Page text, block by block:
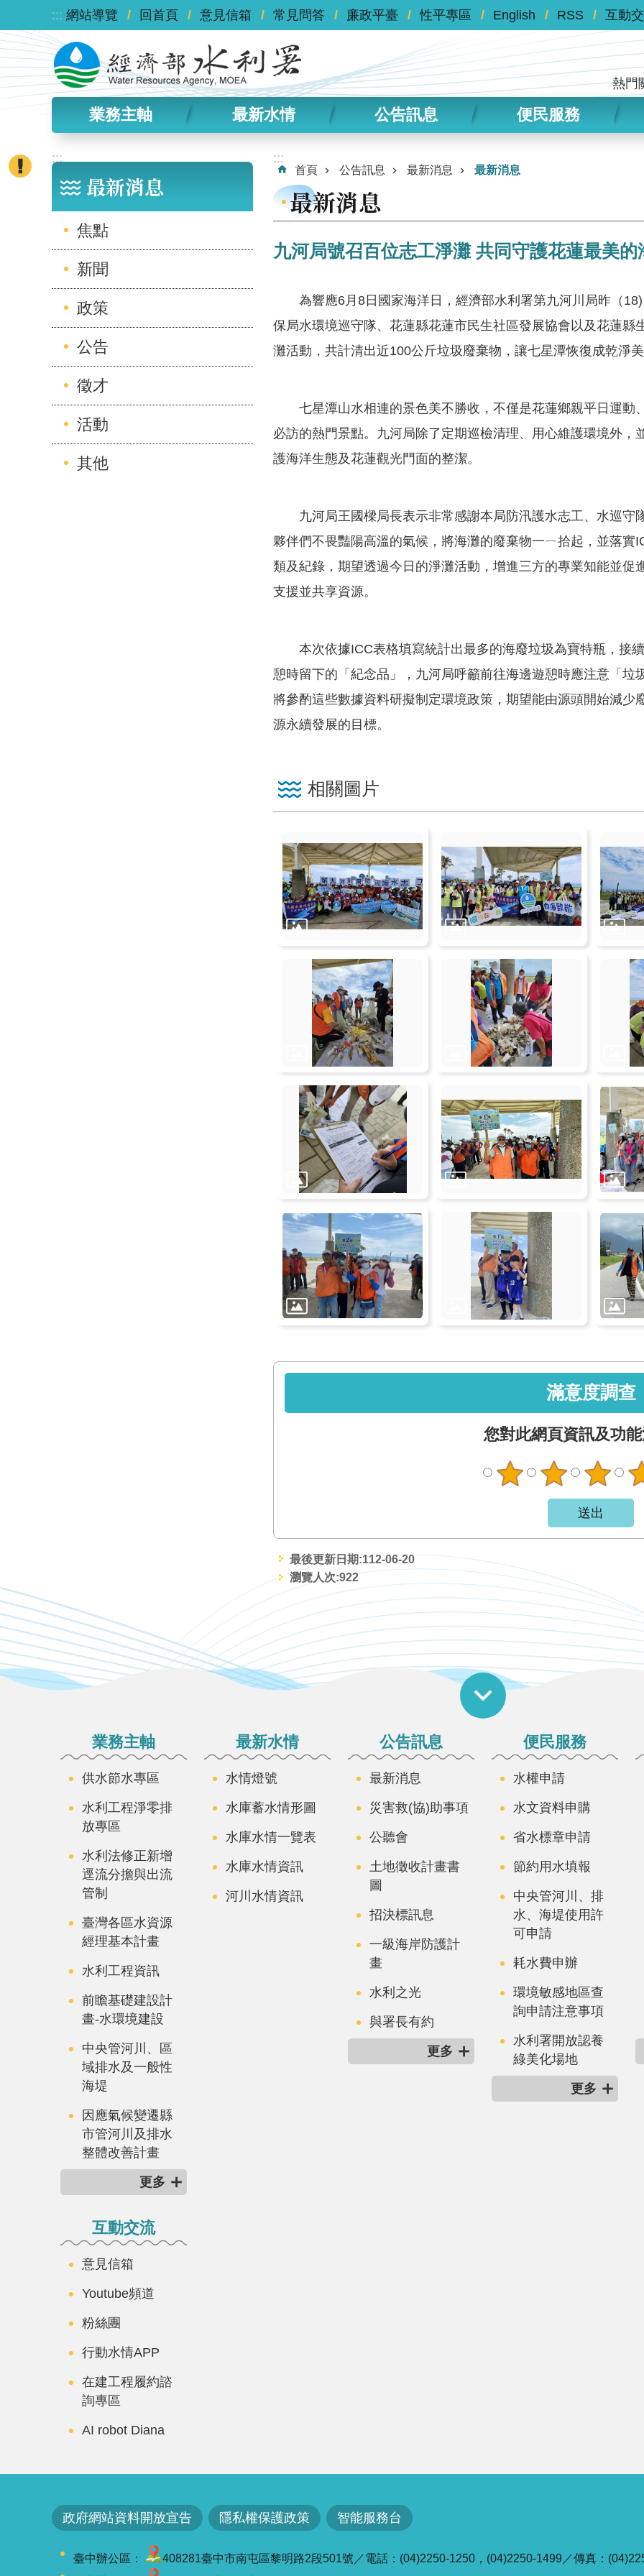
跳到主要內容區塊
::: 網站導覽 回首頁 意見信箱 常見問答 廉政平臺 性平專區 English RSS 互動
熱門
業務主軸 最新水情 公告訊息 便民服務
:::
最新消息
焦點
新聞
政策
公告
徵才
活動
其他
:::
首頁 公告訊息 最新消息 最新消息
最新消息
九河局號召百位志工淨灘 共同守護花蓮最美的
為響應6月8日國家海洋日，經濟部水利署第九河川局昨（18)
保局水環境巡守隊、花蓮縣花蓮市民生社區發展協會以及花蓮
灘活動，共計清出近100公斤垃圾廢棄物，讓七星潭恢復成乾淨
七星潭山水相連的景色美不勝收，不僅是花蓮鄉親平日運動
必訪的熱門景點。九河局除了定期巡檢清理、用心維護環境外
護海洋生態及花蓮觀光門面的整潔。
九河局王國樑局長表示非常感謝本局防汛護水志工、水巡守
夥伴們不畏豔陽高溫的氣候，將海灘的廢棄物一ㄧ拾起，並落
類及紀錄，期望透過今日的淨灘活動，增進三方的專業知能並
支援並共享資源。
本次依據ICC表格填寫統計出最多的海廢垃圾為寶特瓶，接
憩時留下的「紀念品」，九河局呼籲前往海邊遊憩時應注意「
將參酌這些數據資料研擬制定環境政策，期望能由源頭開始減
源永續發展的目標。
相關圖片
滿意度調查
您對此網頁資訊及功
最後更新日期:112-06-20
瀏覽人次:922
業務主軸
供水節水專區
水利工程淨零排
放專區
水利法修正新增
逕流分擔與出流
管制
臺灣各區水資源
經理基本計畫
水利工程資訊
前瞻基礎建設計
畫-水環境建設
中央管河川、區
域排水及一般性
海堤
因應氣候變遷縣
市管河川及排水
整體改善計畫
更多
最新水情
水情燈號
水庫蓄水情形圖
水庫水情一覽表
水庫水情資訊
河川水情資訊
公告訊息
最新消息
災害救(協)助事項
公聽會
土地徵收計畫書
圖
招決標訊息
一級海岸防護計
畫
水利之光
與署長有約
更多
便民服務
水權申請
水文資料申購
省水標章申請
節約用水填報
中央管河川、排
水、海堤使用許
可申請
耗水費申辦
環境敏感地區查
詢申請注意事項
水利署開放認養
綠美化場地
更多
互動交流
意見信箱
Youtube頻道
粉絲團
行動水情APP
在建工程履約諮
詢專區
AI robot Diana
政府網站資料開放宣告 隱私權保護政策 智能服務台
臺中辦公區：
408281臺中市南屯區黎明路2段501號／電話：(04)2250-1250，(04)2250-1499／傳真：